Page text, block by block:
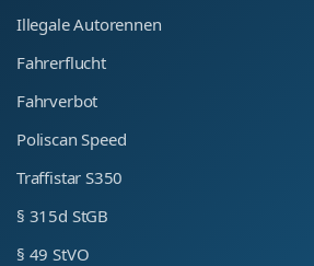
Illegale Autorennen
Fahrerflucht
Fahrverbot
Poliscan Speed
Traffistar S350
§ 315d StGB
§ 49 StVO